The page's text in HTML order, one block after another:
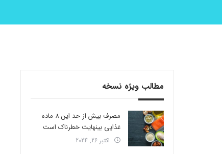
مطالب ویژه نسخه
مصرف بیش از حد این 8 ماده
غذایی بینهایت خطرناک است
اکتبر 26, 2024